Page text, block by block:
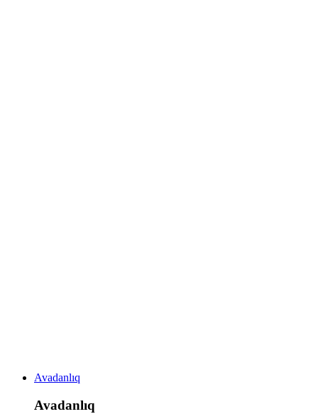
Avadanlıq
Avadanlıq